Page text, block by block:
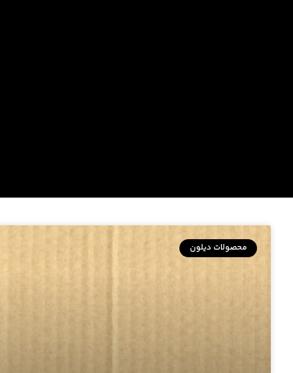
محصولات دیلون